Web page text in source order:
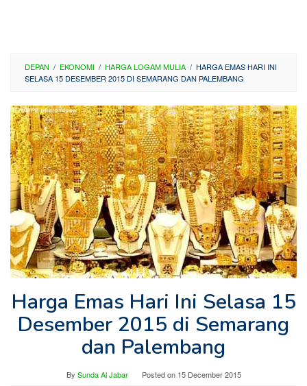
DEPAN / EKONOMI / HARGA LOGAM MULIA / HARGA EMAS HARI INI
SELASA 15 DESEMBER 2015 DI SEMARANG DAN PALEMBANG
Harga Emas Hari Ini Selasa 15
Desember 2015 di Semarang
dan Palembang
By Sunda Al Jabar Posted on 15 December 2015